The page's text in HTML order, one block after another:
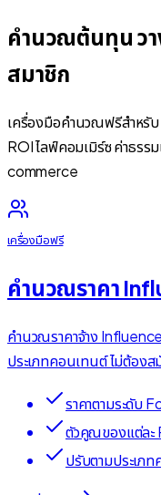
คำนวณต้นทุน ว
สมาชิก
เครื่องมือคำนวณฟรีสำหรับ
ROI ไลฟ์คอมเมิร์ซ ค่าธรร
commerce
เครื่องมือฟรี
คำนวณราคา
คำนวณราคาจ้าง
ประเภทคอนเทนต์ ไม่ต้อง
ราคาตามระดับ
ตัวคูณของแต่ละ
ปรับตามประเภ